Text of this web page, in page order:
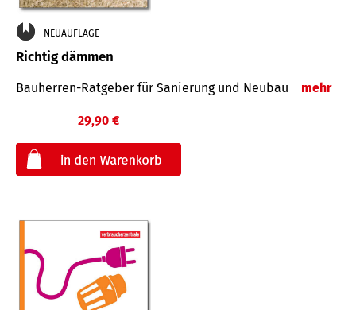
NEUAUFLAGE
Richtig dämmen
Bauherren-Ratgeber für Sanierung und Neubau mehr
29,90 €